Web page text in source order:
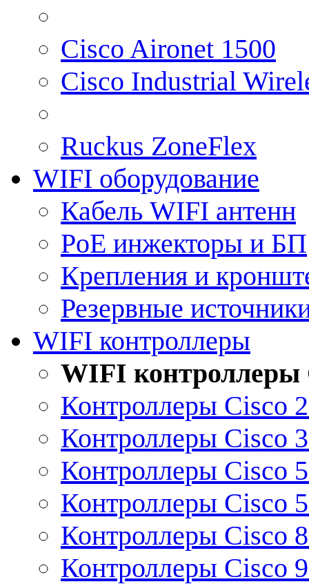
Cisco Aironet 1500
Cisco Industrial
Ruckus ZoneFlex
WIFI оборудование
Кабель WIFI антенн
PoE инжекторы и БП
Крепления и
Резервные
WIFI контроллеры
WIFI контроллеры
Контроллеры Cisco
Контроллеры Cisco
Контроллеры Cisco
Контроллеры Cisco
Контроллеры Cisco
Контроллеры Cisco